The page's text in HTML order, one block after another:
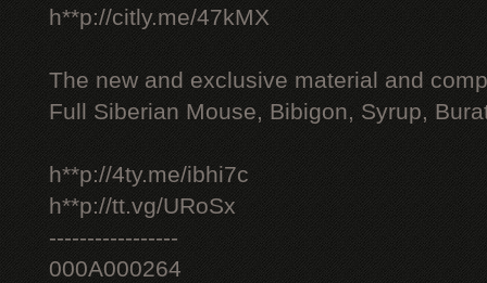
h**p://citly.me/47kMX
The new and exclusive material and
Full Siberian Mouse, Bibigon, Syrup,
h**p://4ty.me/ibhi7c
h**p://tt.vg/URoSx
-----------------
000A000264